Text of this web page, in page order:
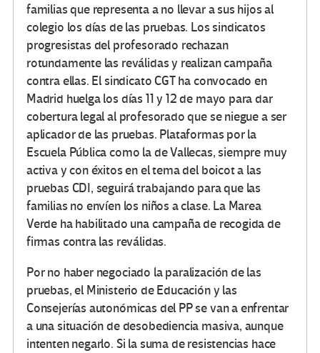
familias que representa a no llevar a sus hijos al
colegio los días de las pruebas. Los sindicatos
progresistas del profesorado rechazan
rotundamente las reválidas y realizan campaña
contra ellas. El sindicato CGT ha convocado en
Madrid huelga los días 11 y 12 de mayo para dar
cobertura legal al profesorado que se niegue a ser
aplicador de las pruebas. Plataformas por la
Escuela Pública como la de Vallecas, siempre muy
activa y con éxitos en el tema del boicot a las
pruebas CDI, seguirá trabajando para que las
familias no envíen los niños a clase. La Marea
Verde ha habilitado una campaña de recogida de
firmas contra las reválidas.
Por no haber negociado la paralización de las
pruebas, el Ministerio de Educación y las
Consejerías autonómicas del PP se van a enfrentar
a una situación de desobediencia masiva, aunque
intenten negarlo. Si la suma de resistencias hace